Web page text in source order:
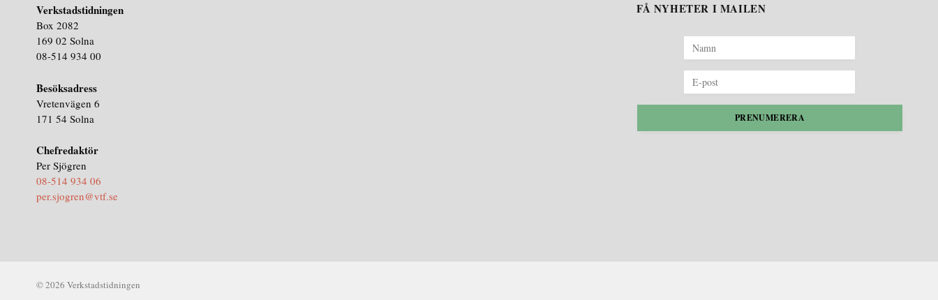
Verkstadstidningen
Box 2082
169 02 Solna
08-514 934 00
Besöksadress
Vretenvägen 6
171 54 Solna
Chefredaktör
Per Sjögren
08-514 934 06
per.sjogren@vtf.se
FÅ NYHETER I MAILEN
PRENUMERERA
© 2026 Verkstadstidningen